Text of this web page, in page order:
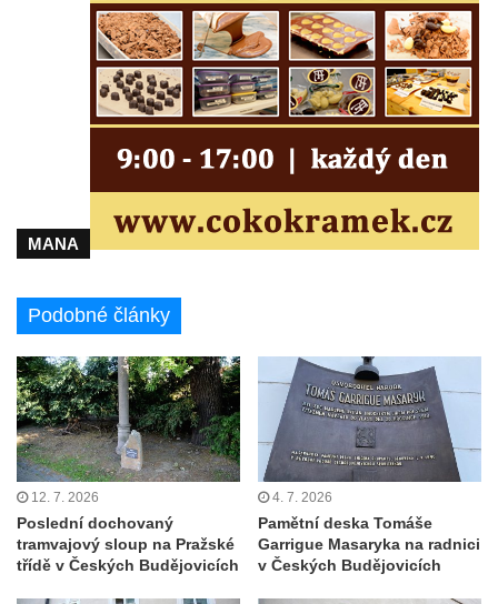
Újezd a Krauchthal v parku na Náměstí v
Kamenném Újezdě
Socha na náměstí J. V. Kamarýta ve
Velešíně
Velešíně
vstupu do poutního místa Římov
Plastika Koule v Gutenbergově ulici v
Pamětní deska Vojtěcha Kocmicha na
domě čp. 37 v ulici Betlém v Římově
Pomník na paměť zrušení roboty v Plavu
Socha vodníka v Plavu
Socha svatého Jana Nepomuckého v
Třebušíně
Pamětní deska Johanna Nepomuka
Fischera na domě čp. 5/16 na třídě 9.
května v Rumburku
MANA
Podobné články
12. 7. 2026
Poslední dochovaný
tramvajový sloup na Pražské
třídě v Českých Budějovicích
4. 7. 2026
Pamětní deska Tomáše
Garrigue Masaryka na radnici
v Českých Budějovicích